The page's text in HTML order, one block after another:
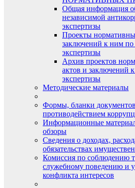
Общая информация
независимой
экспертизы
Проекты
заключений к ним по
экспертизы
Архив проектов
актов и заключений
экспертизы
Методические материалы
Формы, бланки
противодействием
Информационные
обзоры
Сведения о доходах,
обязательствах
Комиссия по соблюдению
служебному поведению и
конфликта интересов